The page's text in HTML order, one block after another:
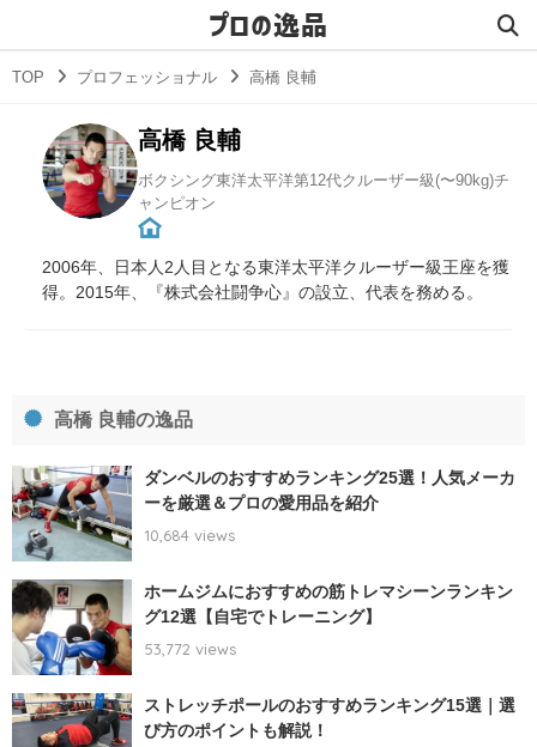
プロの逸品
TOP プロフェッショナル 高橋 良輔
高橋 良輔
ボクシング東洋太平洋第12代クルーザー級(〜90kg)チ
ャンピオン
2006年、日本人2人目となる東洋太平洋クルーザー級王座を獲
得。2015年、『株式会社闘争心』の設立、代表を務める。
高橋 良輔の逸品
ダンベルのおすすめランキング25選！人気メーカ
ーを厳選＆プロの愛用品を紹介
10,684 views
ホームジムにおすすめの筋トレマシーンランキン
グ12選【自宅でトレーニング】
53,772 views
ストレッチポールのおすすめランキング15選｜選
び方のポイントも解説！